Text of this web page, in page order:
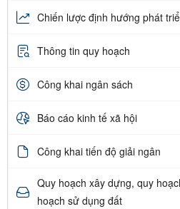
Chiến lược định hướng phát
Thông tin quy hoạch
Công khai ngân sách
Báo cáo kinh tế xã hội
Công khai tiến độ giải ngân
Quy hoạch xây dựng, quy
hoạch sử dụng đất